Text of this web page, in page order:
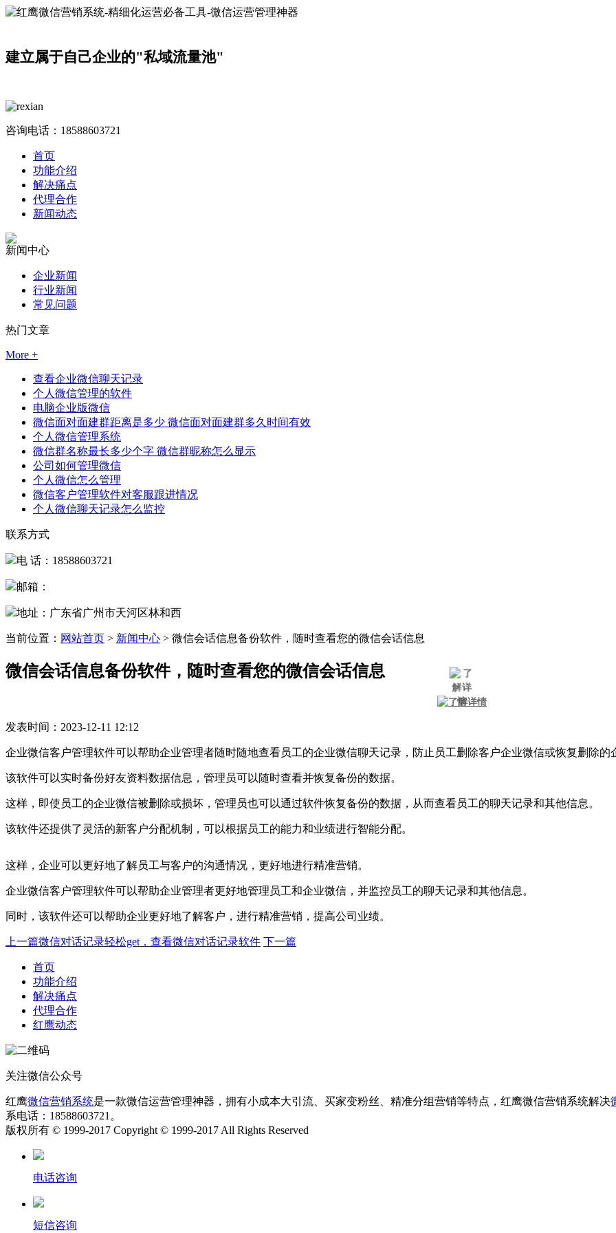
建立属于自己企业的"私域流量池"
咨询电话： 18588603721
首页
功能介绍
解决痛点
代理合作
新闻动态
新闻中心
企业新闻
行业新闻
常见问题
热门文章
More +
查看企业微信聊天记录
个人微信管理的软件
电脑企业版微信
微信面对面建群距离是多少 微信面对面建群多久时间有效
个人微信管理系统
微信群名称最长多少个字 微信群昵称怎么显示
公司如何管理微信
个人微信怎么管理
微信客户管理软件对客服跟进情况
个人微信聊天记录怎么监控
联系方式
电 话：18588603721
邮箱：
地址：广东省广州市天河区林和西
当前位置： 网站首页 > 新闻中心 > 微信会话信息备份软件，随时查看您的微信会话信息
微信会话信息备份软件，随时查看您的微信会话信息
发表时间：2023-12-11 12:12
企业微信客户管理软件可以帮助企业管理者随时随地查看员工的企业微信聊天记录，防止员工删除客户企业微信或恢复删除的
该软件可以实时备份好友资料数据信息，管理员可以随时查看并恢复备份的数据。
这样，即使员工的企业微信被删除或损坏，管理员也可以通过软件恢复备份的数据，从而查看员工的聊天记录和其他信息。
该软件还提供了灵活的新客户分配机制，可以根据员工的能力和业绩进行智能分配。
这样，企业可以更好地了解员工与客户的沟通情况，更好地进行精准营销。
企业微信客户管理软件可以帮助企业管理者更好地管理员工和企业微信，并监控员工的聊天记录和其他信息。
同时，该软件还可以帮助企业更好地了解客户，进行精准营销，提高公司业绩。
上一篇微信对话记录轻松get，查看微信对话记录软件 下一篇
首页
功能介绍
解决痛点
代理合作
红鹰动态
关注微信公众号
红鹰微信营销系统是一款微信运营管理神器，拥有小成本大引流、买家变粉丝、精准分组营销等特点，红鹰微信营销系统解决
系电话：18588603721。
版权所有 © 1999-2017 Copyright © 1999-2017 All Rights Reserved
电话咨询
短信咨询